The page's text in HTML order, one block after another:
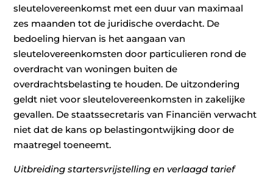
sleutelovereenkomst met een duur van maximaal
zes maanden tot de juridische overdacht. De
bedoeling hiervan is het aangaan van
sleutelovereenkomsten door particulieren rond de
overdracht van woningen buiten de
overdrachtsbelasting te houden. De uitzondering
geldt niet voor sleutelovereenkomsten in zakelijke
gevallen. De staatssecretaris van Financiën verwacht
niet dat de kans op belastingontwijking door de
maatregel toeneemt.
Uitbreiding startersvrijstelling en verlaagd tarief